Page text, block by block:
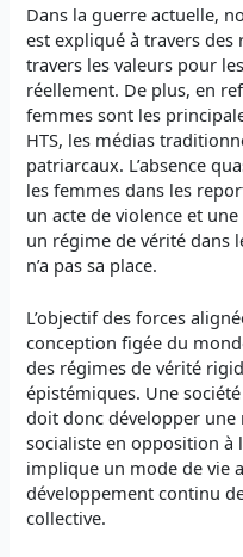
Dans la guerre actuelle,
est expliqué à travers des
travers les valeurs pour
réellement. De plus, en
femmes sont les
HTS, les médias
patriarcaux. L’absence
les femmes dans les
un acte de violence et
un régime de vérité dans
n’a pas sa place.
L’objectif des forces
conception figée du
des régimes de vérité
épistémiques. Une
doit donc développer
socialiste en opposition à
implique un mode de vie
développement continu
collective.